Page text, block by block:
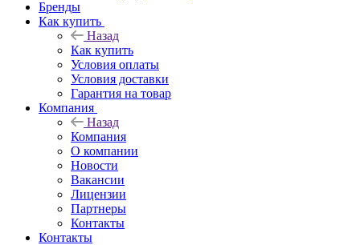
Бренды
Как купить
Назад
Как купить
Условия оплаты
Условия доставки
Гарантия на товар
Компания
Назад
Компания
О компании
Новости
Вакансии
Лицензии
Партнеры
Контакты
Контакты